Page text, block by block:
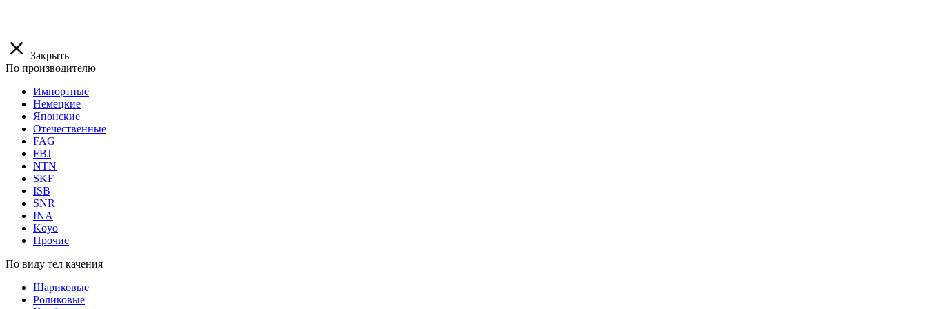
Закрыть
По производителю
Импортные
Немецкие
Японские
Отечественные
FAG
FBJ
NTN
SKF
ISB
SNR
INA
Koyo
Прочие
По виду тел качения
Шариковые
Роликовые